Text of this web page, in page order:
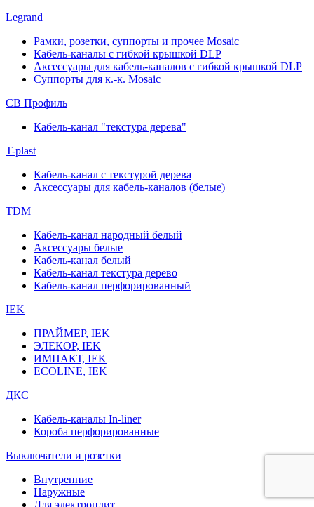
Legrand
Рамки, розетки, суппорты и прочее Mosaic
Кабель-каналы с гибкой крышкой DLP
Аксессуары для кабель-каналов с гибкой крышкой DLP
Суппорты для к.-к. Mosaic
СВ Профиль
Кабель-канал "текстура дерева"
T-plast
Кабель-канал с текстурой дерева
Аксессуары для кабель-каналов (белые)
TDM
Кабель-канал народный белый
Аксессуары белые
Кабель-канал белый
Кабель-канал текстура дерево
Кабель-канал перфорированный
IEK
ПРАЙМЕР, IEK
ЭЛЕКОР, IEK
ИМПАКТ, IEK
ECOLINE, IEK
ДКС
Кабель-каналы In-liner
Короба перфорированные
Выключатели и розетки
Внутренние
Наружные
Для электроплит